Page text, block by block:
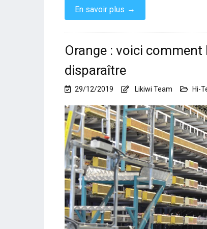
En savoir plus →
Orange : voici
disparaître
29/12/2019 Likiwi Team Hi-